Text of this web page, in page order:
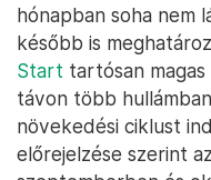
hónapban soha
később is
Start tartósan
távon több
növekedési ciklust
előrejelzése szerint